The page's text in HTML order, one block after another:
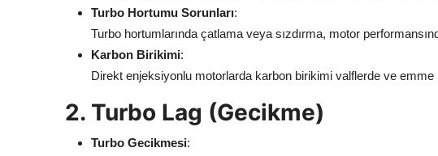
Turbo Hortumu Sorunları:
Turbo hortumlarında çatlama veya sızdırma, motor
Karbon Birikimi:
Direkt enjeksiyonlu motorlarda karbon birikimi valflerde ve emme
2. Turbo Lag (Gecikme)
Turbo Gecikmesi: